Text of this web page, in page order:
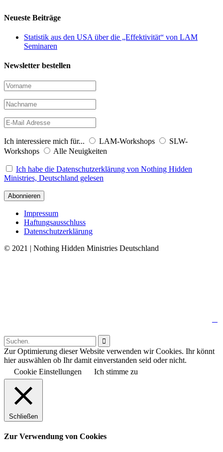
Neueste Beiträge
Statistik aus den USA über die „Effektivität“ von LAM
Seminaren
Newsletter bestellen
Ich interessiere mich für... LAM-Workshops
SLW-
Workshops
Alle Neuigkeiten
Ich habe die Datenschutzerklärung von Nothing Hidden
Ministries, Deutschland gelesen
Impressum
Haftungsausschluss
Datenschutzerklärung
© 2021 | Nothing Hidden Ministries Deutschland

Zur Optimierung dieser Website verwenden wir Cookies. Ihr könnt
hier auswählen ob Ihr damit einverstanden seid oder nicht.
Cookie Einstellungen
Ich stimme zu
Schließen
Zur Verwendung von Cookies